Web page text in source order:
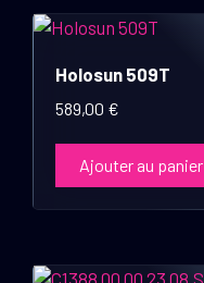
Holosun 509T
589,00 €
Ajouter au panier